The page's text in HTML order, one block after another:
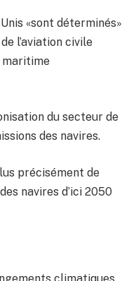
«sont déterminés»
l’aviation civile
maritime
du secteur de
des navires.
précisément de
navires d’ici 2050